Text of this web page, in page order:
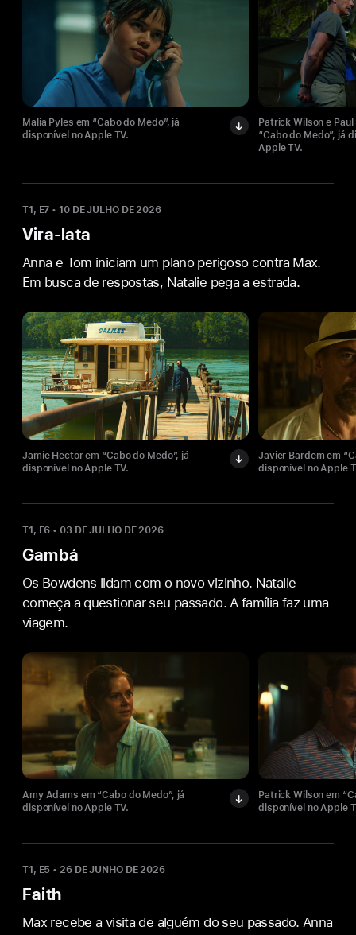
Malia Pyles em “Cabo do Medo”, já
disponível no Apple TV.
Patrick Wilson e
“Cabo do Medo”, já
Apple TV.
T1, E7 • 10 DE JULHO DE 2026
Vira-lata
Anna e Tom iniciam um plano perigoso contra Max.
Em busca de respostas, Natalie pega a estrada.
Jamie Hector em “Cabo do Medo”, já
disponível no Apple TV.
Javier Bardem em
disponível no Apple
T1, E6 • 03 DE JULHO DE 2026
Gambá
Os Bowdens lidam com o novo vizinho. Natalie
começa a questionar seu passado. A família faz uma
viagem.
Amy Adams em “Cabo do Medo”, já
disponível no Apple TV.
Patrick Wilson em
disponível no Apple
T1, E5 • 26 DE JUNHO DE 2026
Faith
Max recebe a visita de alguém do seu passado. Anna